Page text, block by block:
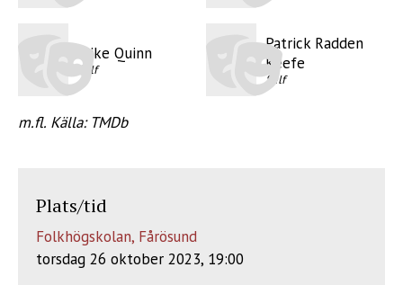
Mike Quinn
Self
Patrick Radden
Keefe
Self
m.fl. Källa: TMDb
Plats/tid
Folkhögskolan, Fårösund
torsdag 26 oktober 2023, 19:00